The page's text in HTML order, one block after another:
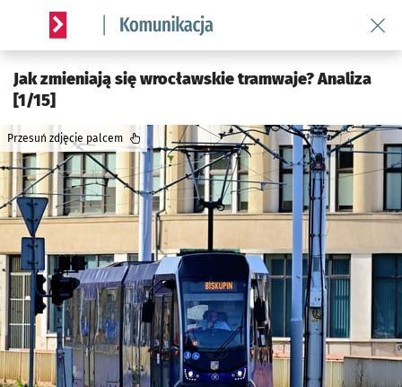
Serwis informacyjny wroclaw.pl podserwis: Komunikacja
Jak zmieniają się wrocławskie tramwaje? Analiza
[1/15]
Przesuń zdjęcie palcem